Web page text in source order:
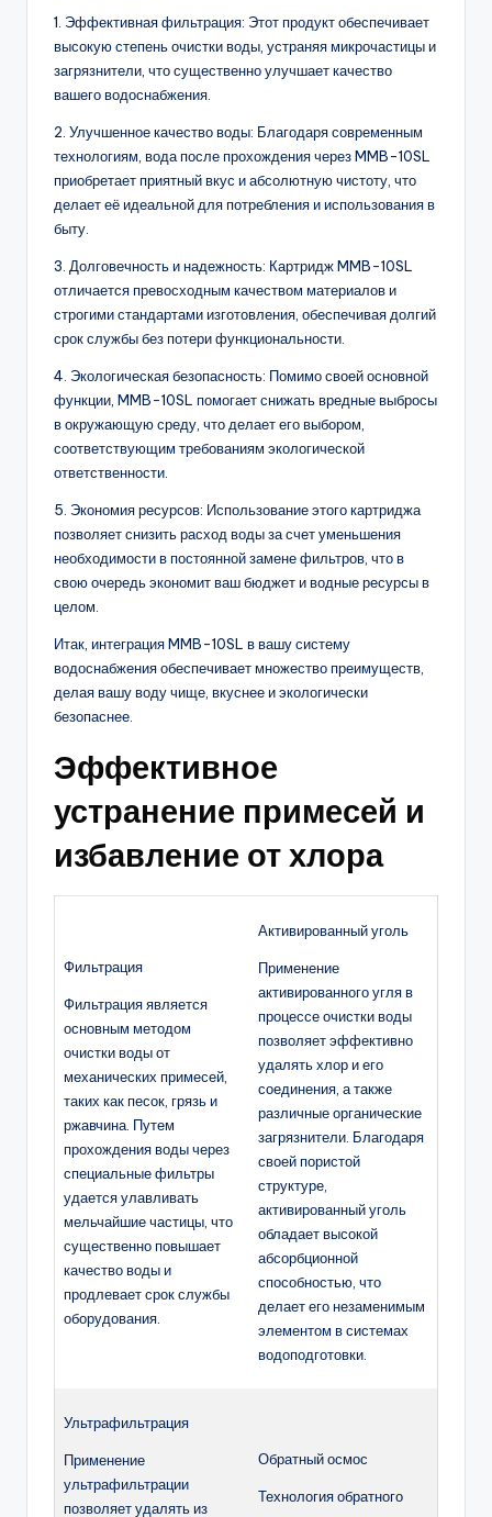
1. Эффективная фильтрация: Этот продукт обеспечивает
высокую степень очистки воды, устраняя микрочастицы и
загрязнители, что существенно улучшает качество
вашего водоснабжения.
2. Улучшенное качество воды: Благодаря современным
технологиям, вода после прохождения через MMB-10SL
приобретает приятный вкус и абсолютную чистоту, что
делает её идеальной для потребления и использования в
быту.
3. Долговечность и надежность: Картридж MMB-10SL
отличается превосходным качеством материалов и
строгими стандартами изготовления, обеспечивая долгий
срок службы без потери функциональности.
4. Экологическая безопасность: Помимо своей основной
функции, MMB-10SL помогает снижать вредные выбросы
в окружающую среду, что делает его выбором,
соответствующим требованиям экологической
ответственности.
5. Экономия ресурсов: Использование этого картриджа
позволяет снизить расход воды за счет уменьшения
необходимости в постоянной замене фильтров, что в
свою очередь экономит ваш бюджет и водные ресурсы в
целом.
Итак, интеграция MMB-10SL в вашу систему
водоснабжения обеспечивает множество преимуществ,
делая вашу воду чище, вкуснее и экологически
безопаснее.
Эффективное
устранение примесей и
избавление от хлора
Фильтрация
Фильтрация является
основным методом
очистки воды от
механических примесей,
таких как песок, грязь и
ржавчина. Путем
прохождения воды через
специальные фильтры
удается улавливать
мельчайшие частицы, что
существенно повышает
качество воды и
продлевает срок службы
оборудования.
Активированный уголь
Применение
активированного угля в
процессе очистки воды
позволяет эффективно
удалять хлор и его
соединения, а также
различные органические
загрязнители. Благодаря
своей пористой
структуре,
активированный уголь
обладает высокой
абсорбционной
способностью, что
делает его незаменимым
элементом в системах
водоподготовки.
Ультрафильтрация
Применение
ультрафильтрации
позволяет удалять из
Обратный осмос
Технология обратного